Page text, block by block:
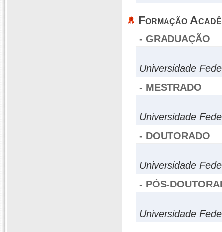
Formação
- GRADUAÇÃO
Universidade
- MESTRADO
Universidade
- DOUTORADO
Universidade
- PÓS-
Universidade